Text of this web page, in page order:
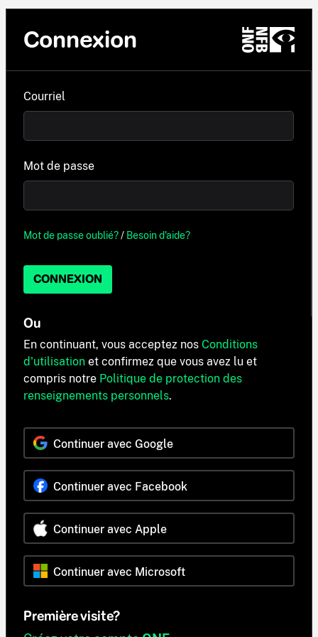
Connexion
Courriel
Mot de passe
Mot de passe oublié?/ Besoin d'aide?
CONNEXION
Ou
En continuant, vous acceptez nos Conditions
d'utilisation et confirmez que vous avez lu et
compris notre Politique de protection des
renseignements personnels.
Continuer avec Google
Continuer avec Facebook
Continuer avec Apple
Continuer avec Microsoft
Première visite?